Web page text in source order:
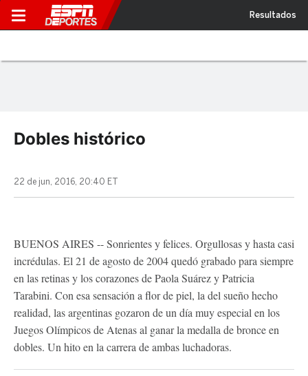
Resultados
Dobles histórico
22 de jun, 2016, 20:40 ET
BUENOS AIRES -- Sonrientes y felices. Orgullosas y hasta casi
incrédulas. El 21 de agosto de 2004 quedó grabado para siempre
en las retinas y los corazones de Paola Suárez y Patricia
Tarabini. Con esa sensación a flor de piel, la del sueño hecho
realidad, las argentinas gozaron de un día muy especial en los
Juegos Olímpicos de Atenas al ganar la medalla de bronce en
dobles. Un hito en la carrera de ambas luchadoras.